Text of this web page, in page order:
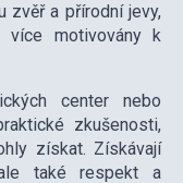
zvěř a přírodní jevy,
více motivovány k
center nebo
zkušenosti,
získat. Získávají
také respekt a